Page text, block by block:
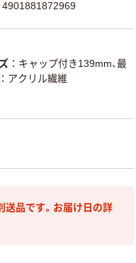
4901881872969
キャップ付き139mm、最
アクリル繊維
送品です。お届け日の詳